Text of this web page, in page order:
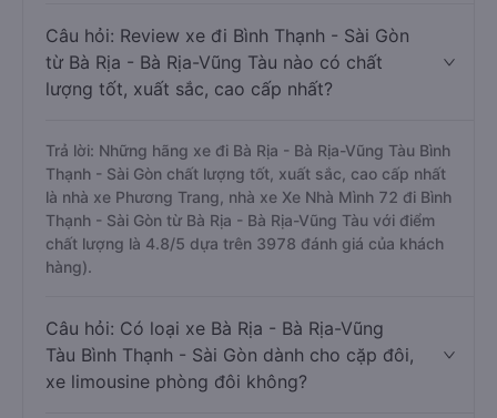
Câu hỏi: Review xe đi Bình Thạnh - Sài Gòn
từ Bà Rịa - Bà Rịa-Vũng Tàu nào có chất
lượng tốt, xuất sắc, cao cấp nhất?
Trả lời: Những hãng xe đi Bà Rịa - Bà Rịa-Vũng Tàu Bình
Thạnh - Sài Gòn chất lượng tốt, xuất sắc, cao cấp nhất
là nhà xe Phương Trang, nhà xe Xe Nhà Mình 72 đi Bình
Thạnh - Sài Gòn từ Bà Rịa - Bà Rịa-Vũng Tàu với điểm
chất lượng là 4.8/5 dựa trên 3978 đánh giá của khách
hàng).
Câu hỏi: Có loại xe Bà Rịa - Bà Rịa-Vũng
Tàu Bình Thạnh - Sài Gòn dành cho cặp đôi,
xe limousine phòng đôi không?